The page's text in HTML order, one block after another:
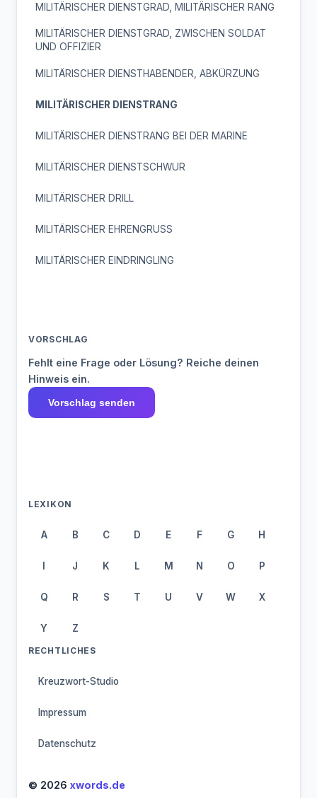
MILITÄRISCHER DIENSTGRAD, MILITÄRISCHER RANG
MILITÄRISCHER DIENSTGRAD, ZWISCHEN SOLDAT
UND OFFIZIER
MILITÄRISCHER DIENSTHABENDER, ABKÜRZUNG
MILITÄRISCHER DIENSTRANG
MILITÄRISCHER DIENSTRANG BEI DER MARINE
MILITÄRISCHER DIENSTSCHWUR
MILITÄRISCHER DRILL
MILITÄRISCHER EHRENGRUSS
MILITÄRISCHER EINDRINGLING
VORSCHLAG
Fehlt eine Frage oder Lösung? Reiche deinen
Hinweis ein.
Vorschlag senden
LEXIKON
A B C D E F G H
I J K L M N O P
Q R S T U V W X
Y Z
RECHTLICHES
Kreuzwort-Studio
Impressum
Datenschutz
© 2026 xwords.de